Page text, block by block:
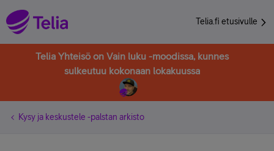
Telia.fi etusivulle
Telia Yhteisö on Vain luku -moodissa, kunnes
sulkeutuu kokonaan lokakuussa
Kysy ja keskustele -palstan arkisto